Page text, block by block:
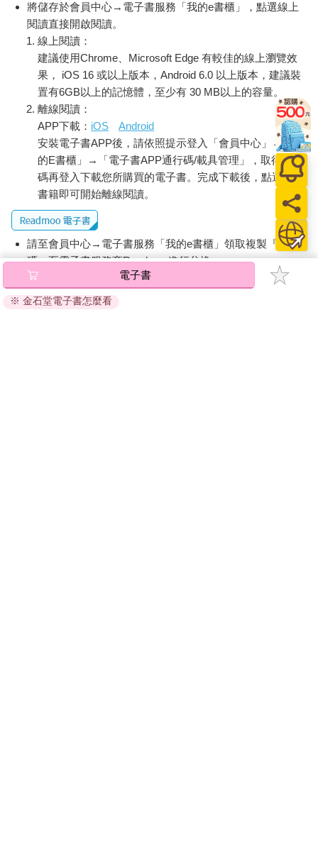
將儲存於會員中心→電子書服務「我的e書櫃」，點選線上
閱讀直接開啟閱讀。
線上閱讀：
建議使用Chrome、Microsoft Edge 有較佳的線上瀏覽效
果， iOS 16 或以上版本，Android 6.0 以上版本，建議裝
置有6GB以上的記憶體，至少有 30 MB以上的容量。
離線閱讀：
APP下載： iOS
Android
安裝電子書APP後，請依照提示登入「會員中心」→「我
的E書櫃」→「電子書APP通行碼/載具管理」，取得通行
碼再登入下載您所購買的電子書。完成下載後，點選任一
書籍即可開始離線閱讀。
請至會員中心→電子書服務「我的e書櫃」領取複製『兌換
碼』至電子書服務商Readmoo進行兌換。
退換貨須知：
因版權保護，您在金石堂所購買的電子書僅能以金石堂專屬
電子書
※ 金石堂電子書怎麼看